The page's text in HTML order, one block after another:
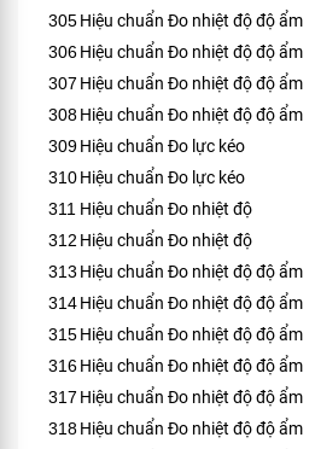
305Hiệu chuẩn Đo nhiệt độ độ ẩm
306Hiệu chuẩn Đo nhiệt độ độ ẩm
307 Hiệu chuẩn Đo nhiệt độ độ ẩm
308Hiệu chuẩn Đo nhiệt độ độ ẩm
309Hiệu chuẩn Đo lực kéo
310Hiệu chuẩn Đo lực kéo
311 Hiệu chuẩn Đo nhiệt độ
312 Hiệu chuẩn Đo nhiệt độ
313 Hiệu chuẩn Đo nhiệt độ độ ẩm
314Hiệu chuẩn Đo nhiệt độ độ ẩm
315Hiệu chuẩn Đo nhiệt độ độ ẩm
316Hiệu chuẩn Đo nhiệt độ độ ẩm
317 Hiệu chuẩn Đo nhiệt độ độ ẩm
318Hiệu chuẩn Đo nhiệt độ độ ẩm